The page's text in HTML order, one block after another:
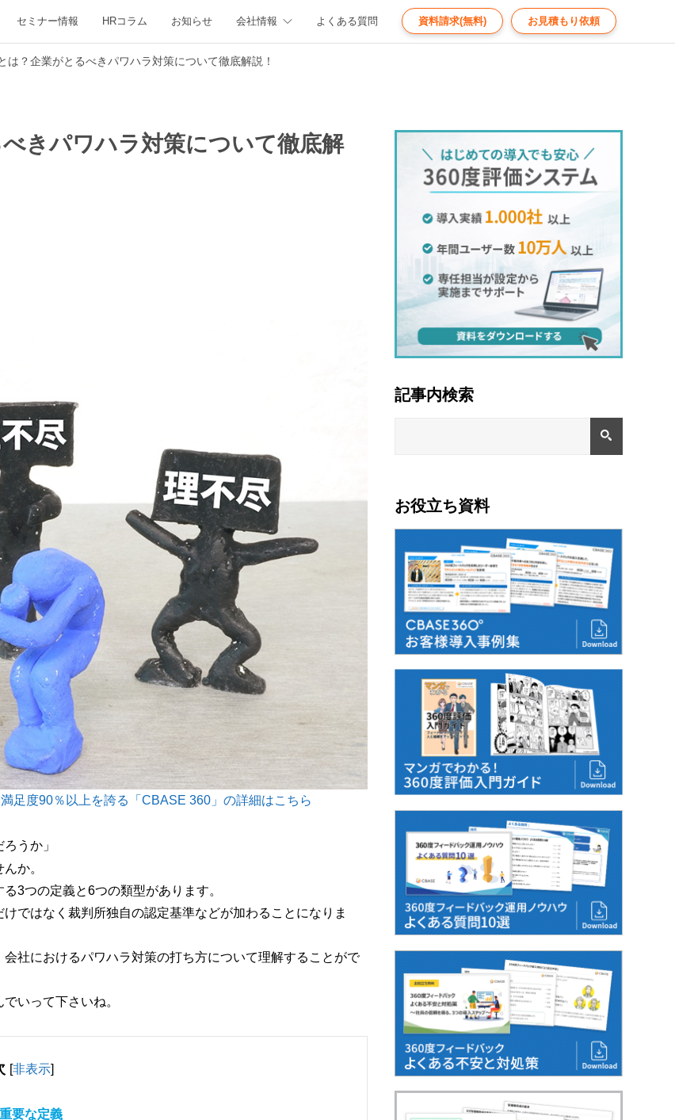
セミナー情報 HRコラム お知らせ 会社情報 よくある質問 資料請求(無料) お見積もり依頼
は？企業がとるべきパワハラ対策について徹底解説！
きパワハラ対策について徹底解
足度90％以上を誇る「CBASE 360」の詳細はこちら
うか」
か。
3つの定義と6つの類型があります。
ではなく裁判所独自の認定基準などが加わることになりま
社におけるパワハラ対策の打ち方について理解することがで
いって下さいね。
[非表示]
要な定義
記事内検索
お役立ち資料